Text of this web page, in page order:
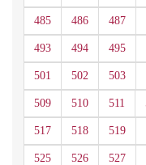
485 486 487
493 494 495
501 502 503
509 510 511
517 518 519
525 526 527